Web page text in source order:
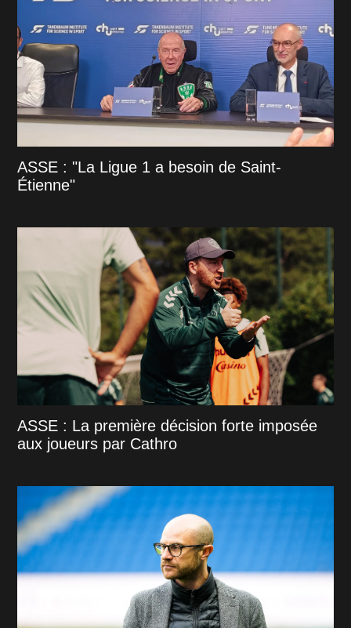
ASSE : "La Ligue 1 a besoin de Saint-
Étienne"
ASSE : La première décision forte imposée
aux joueurs par Cathro